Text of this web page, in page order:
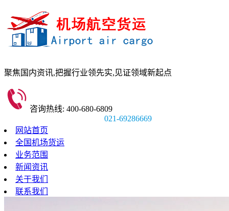
聚焦国内资讯,把握行业领先实,见证领域新起点
咨询热线: 400-680-6809
021-69286669
网站首页
全国机场货运
业务范围
新闻资讯
关于我们
联系我们